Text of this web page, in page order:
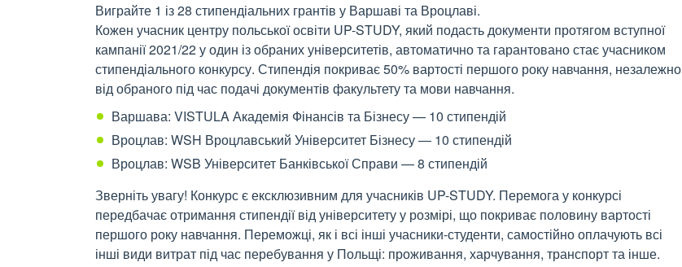
Виграйте 1 із 28 стипендіальних грантів у Варшаві та Вроцлаві.
Кожен учасник центру польської освіти UP-STUDY, який подасть документи протягом вступної
кампанії 2021/22 у один із обраних університетів, автоматично та гарантовано стає учасником
стипендіального конкурсу. Стипендія покриває 50% вартості першого року навчання, незалежно
від обраного під час подачі документів факультету та мови навчання.
Варшава: VISTULA Академія Фінансів та Бізнесу — 10 стипендій
Вроцлав: WSH Вроцлавський Університет Бізнесу — 10 стипендій
Вроцлав: WSB Університет Банківської Справи — 8 стипендій
Зверніть увагу! Конкурс є ексклюзивним для учасників UP-STUDY. Перемога у конкурсі
передбачає отримання стипендії від університету у розмірі, що покриває половину вартості
першого року навчання. Переможці, як і всі інші учасники-студенти, самостійно оплачують всі
інші види витрат під час перебування у Польщі: проживання, харчування, транспорт та інше.